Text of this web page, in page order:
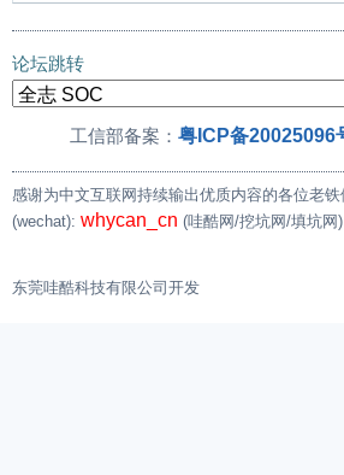
论坛跳转
工信部备案： 粤ICP备20025096
感谢为中文互联网持续输出优质内容的各位老铁
(wechat): whycan_cn (哇酷网/挖坑网/填坑网)
东莞哇酷科技有限公司开发